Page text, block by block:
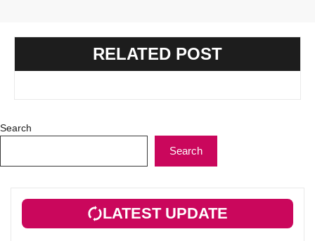
RELATED POST
Search
Search
LATEST UPDATE